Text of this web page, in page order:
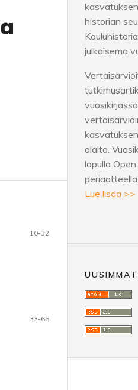
10-32
33-65
historian
julkaisema
alalta.
lopulla
Lue lisää >>